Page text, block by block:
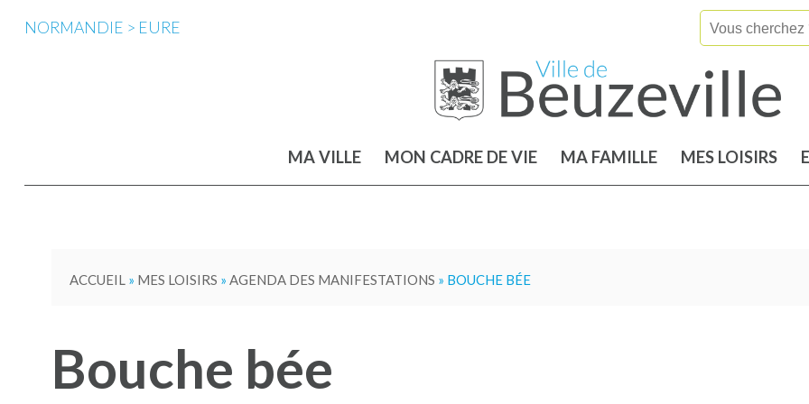
NORMANDIE > EURE
MA VILLE MON CADRE DE VIE MA FAMILLE MES LOISIRS
ACCUEIL» MES LOISIRS » AGENDA DES MANIFESTATIONS » BOUCHE BÉE
Bouche bée